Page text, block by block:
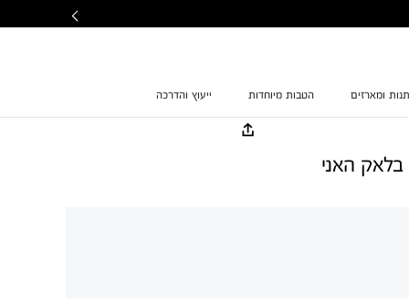
ומארזים הטבות מיוחדות ייעוץ והדרכה
האני